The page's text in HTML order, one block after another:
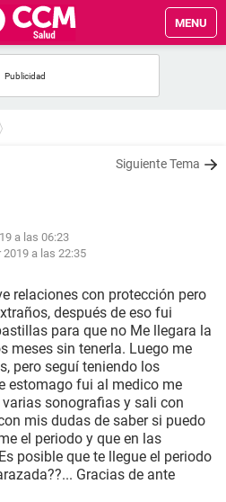
MENU
Siguiente Tema
a las 06:23
2019 a las 22:35
relaciones con protección pero
después de eso fui
para que no Me llegara la
meses sin tenerla. Luego me
pero seguí teniendo los
estomago fui al medico me
sonografias y sali con
mis dudas de saber si puedo
el periodo y que en las
posible que te llegue el periodo
Gracias de ante